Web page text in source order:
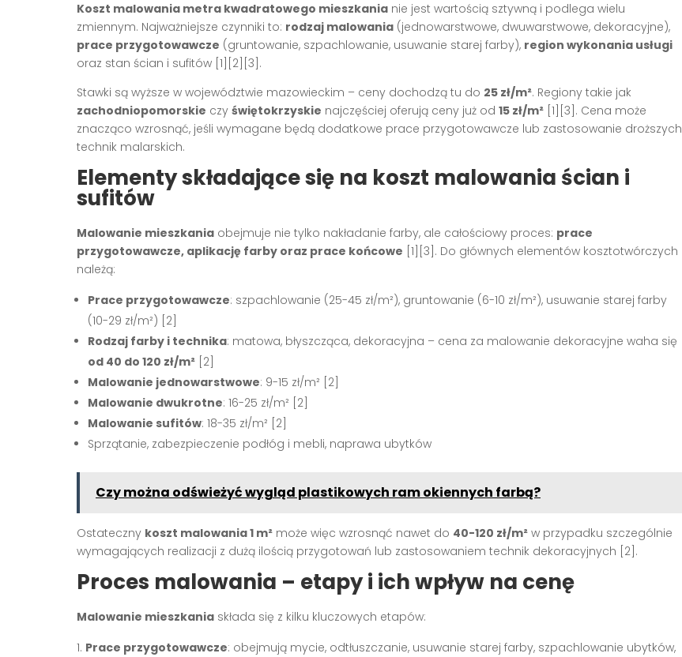
Koszt malowania metra kwadratowego mieszkania nie jest wartością sztywną i podlega wielu
zmiennym. Najważniejsze czynniki to: rodzaj malowania (jednowarstwowe, dwuwarstwowe, dekoracyjne),
prace przygotowawcze (gruntowanie, szpachlowanie, usuwanie starej farby), region wykonania usługi
oraz stan ścian i sufitów [1][2][3] .
Stawki są wyższe w województwie mazowieckim – ceny dochodzą tu do 25 zł/m². Regiony takie jak
zachodniopomorskie czy świętokrzyskie najczęściej oferują ceny już od 15 zł/m² [1][3] . Cena może
znacząco wzrosnąć, jeśli wymagane będą dodatkowe prace przygotowawcze lub zastosowanie droższych
technik malarskich.
Elementy składające się na koszt malowania ścian i
sufitów
Malowanie mieszkania obejmuje nie tylko nakładanie farby, ale całościowy proces: prace
przygotowawcze, aplikację farby oraz prace końcowe [1][3] . Do głównych elementów kosztotwórczych
należą:
Prace przygotowawcze: szpachlowanie (25-45 zł/m²), gruntowanie (6-10 zł/m²), usuwanie starej farby
(10-29 zł/m²) [2]
Rodzaj farby i technika: matowa, błyszcząca, dekoracyjna – cena za malowanie dekoracyjne waha się
od 40 do 120 zł/m² [2]
Malowanie jednowarstwowe: 9-15 zł/m² [2]
Malowanie dwukrotne: 16-25 zł/m² [2]
Malowanie sufitów: 18-35 zł/m² [2]
Sprzątanie, zabezpieczenie podłóg i mebli, naprawa ubytków
Czy można odświeżyć wygląd plastikowych ram okiennych farbą?
Ostateczny koszt malowania 1 m² może więc wzrosnąć nawet do 40-120 zł/m² w przypadku szczególnie
wymagających realizacji z dużą ilością przygotowań lub zastosowaniem technik dekoracyjnych [2] .
Proces malowania – etapy i ich wpływ na cenę
Malowanie mieszkania składa się z kilku kluczowych etapów:
Prace przygotowawcze: obejmują mycie, odtłuszczanie, usuwanie starej farby, szpachlowanie ubytków,